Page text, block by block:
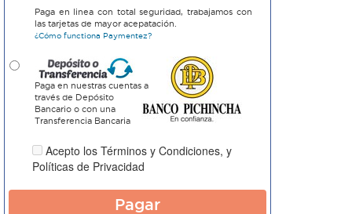
Paga en linea con total seguridad, trabajamos con
las tarjetas de mayor acepatación.
¿Cómo functiona Paymentez?
Paga en nuestras cuentas a
través de Depósito
Bancario o con una
Transferencia Bancaria
Acepto los Términos y Condiciones, y
Políticas de Privacidad
Pagar